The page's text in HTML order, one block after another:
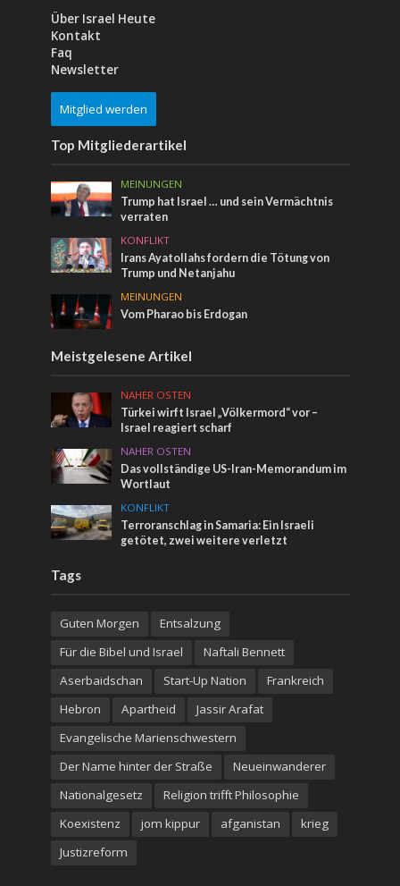
Über Israel Heute
Kontakt
Faq
Newsletter
Mitglied werden
Top Mitgliederartikel
MEINUNGEN
Trump hat Israel … und sein Vermächtnis
verraten
KONFLIKT
Irans Ayatollahs fordern die Tötung von
Trump und Netanjahu
MEINUNGEN
Vom Pharao bis Erdogan
Meistgelesene Artikel
NAHER OSTEN
Türkei wirft Israel „Völkermord“ vor –
Israel reagiert scharf
NAHER OSTEN
Das vollständige US-Iran-Memorandum im
Wortlaut
KONFLIKT
Terroranschlag in Samaria: Ein Israeli
getötet, zwei weitere verletzt
Tags
Guten Morgen
Entsalzung
Für die Bibel und Israel
Naftali Bennett
Aserbaidschan
Start-Up Nation
Frankreich
Hebron
Apartheid
Jassir Arafat
Evangelische Marienschwestern
Der Name hinter der Straße
Neueinwanderer
Nationalgesetz
Religion trifft Philosophie
Koexistenz
jom kippur afganistan
krieg
Justizreform